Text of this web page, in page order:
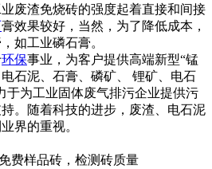
废渣免烧砖的强度起着直接和间接
膏效果较好，当然，为了降低成本，
如工业磷石膏。
环保事业，为客户提供高端新型“锰
石泥、石膏、磷矿、 锂矿、电石
于为工业固体废气排污企业提供污
。随着科技的进步，废渣、电石泥
界的重视。
费样品砖，检测砖质量